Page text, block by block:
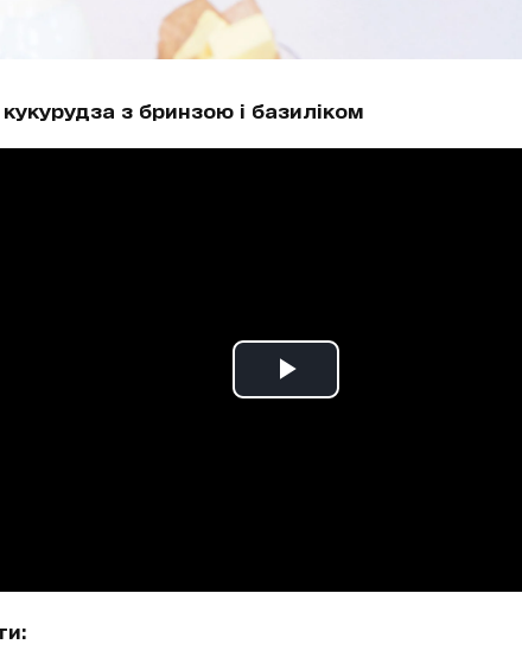
з бринзою і базиліком